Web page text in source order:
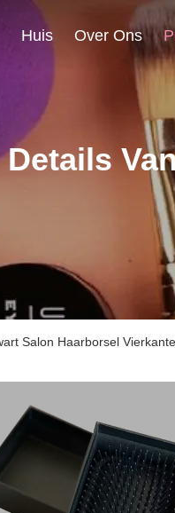
Huis Over Ons
Details
Salon Haarborsel